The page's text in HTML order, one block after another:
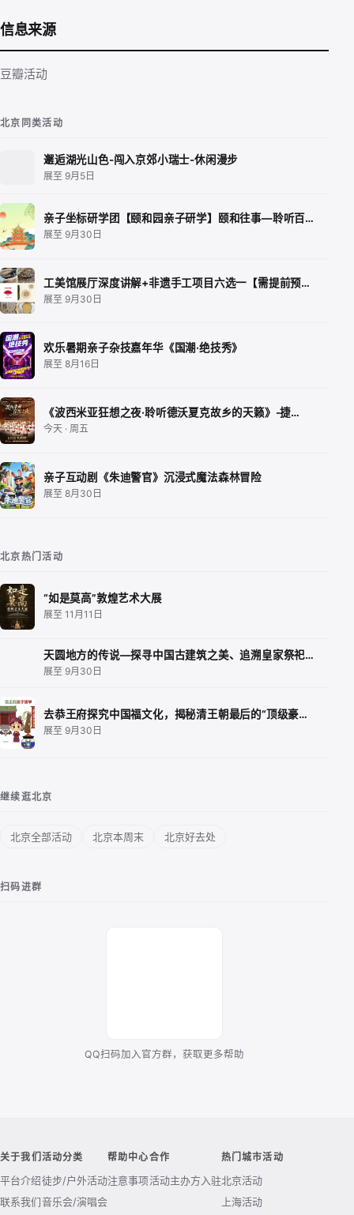
信息来源
豆瓣活动
北京同类活动
邂逅湖光山色-闯入京郊小瑞士-休闲漫步
展至 9月5日
亲子坐标研学团【颐和园亲子研学】颐和往事—聆听百…
展至 9月30日
工美馆展厅深度讲解+非遗手工项目六选一【需提前预…
展至 9月30日
欢乐暑期亲子杂技嘉年华《国潮·绝技秀》
展至 8月16日
《波西米亚狂想之夜·聆听德沃夏克故乡的天籁》-捷…
今天 · 周五
亲子互动剧《朱迪警官》沉浸式魔法森林冒险
展至 8月30日
北京热门活动
“如是莫高”敦煌艺术大展
展至 11月11日
天圆地方的传说—探寻中国古建筑之美、追溯皇家祭祀…
展至 9月30日
去恭王府探究中国福文化，揭秘清王朝最后的“顶级豪…
展至 9月30日
继续逛北京
北京全部活动 北京本周末 北京好去处
扫码进群
QQ扫码加入官方群，获取更多帮助
关于我们
平台介绍
联系我们
活动分类
徒步/户外活动
音乐会/演唱会
帮助中心
注意事项
合作
活动主办方入驻
热门城市活动
北京活动
上海活动